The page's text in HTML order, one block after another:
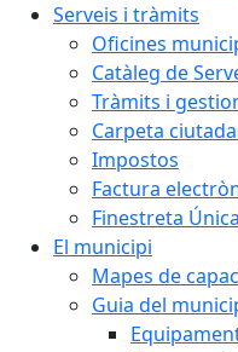
Serveis i tràmits
Oficines
Catàleg de
Tràmits i
Carpeta
Impostos
Factura
Finestreta
El municipi
Mapes de
Guia del